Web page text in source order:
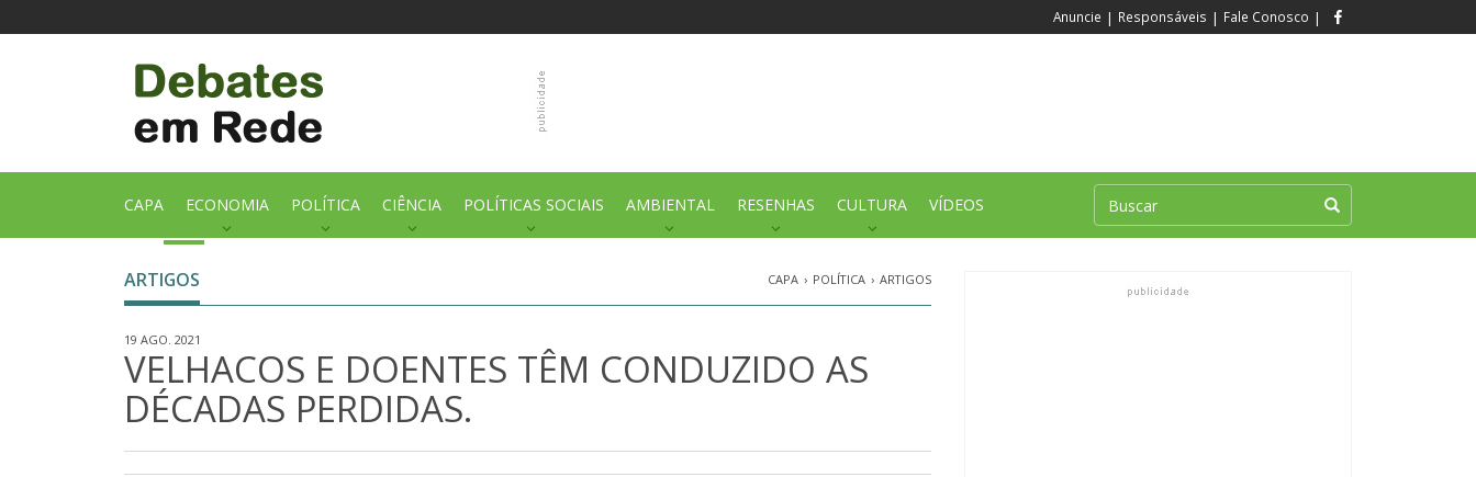
Anuncie | Responsáveis | Fale Conosco |
CAPA ECONOMIA POLÍTICA CIÊNCIA POLÍTICAS SOCIAIS AMBIENTAL RESENHAS CULTURA VÍDEOS
ARTIGOS CAPA › POLÍTICA › ARTIGOS
19 AGO. 2021
VELHACOS E DOENTES TÊM CONDUZIDO AS
DÉCADAS PERDIDAS.